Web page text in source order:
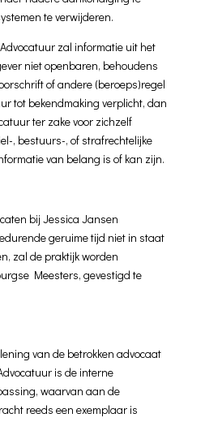
te verwijderen.
zal informatie uit het
niet openbaren, behoudens
of andere (beroeps)regel
tot bekendmaking verplicht, dan
ter zake voor zichzelf
, bestuurs-, of strafrechtelijke
van belang is of kan zijn.
bij Jessica Jansen
geruime tijd niet in staat
zal de praktijk worden
Meesters, gevestigd te
van de betrokken advocaat
is de interne
waarvan aan de
reeds een exemplaar is